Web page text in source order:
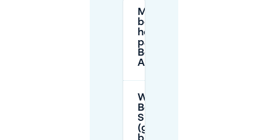
Moet ik een
bewonersvergunning
hebben om te
parkeren in de
Bewonerszone Sint-
Andries?
Waar geldt de
Bewonerszone
Sint-Andries
(grenzen en